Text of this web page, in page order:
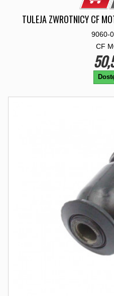
TULEJA ZWROTNICY CF
9060-
CF